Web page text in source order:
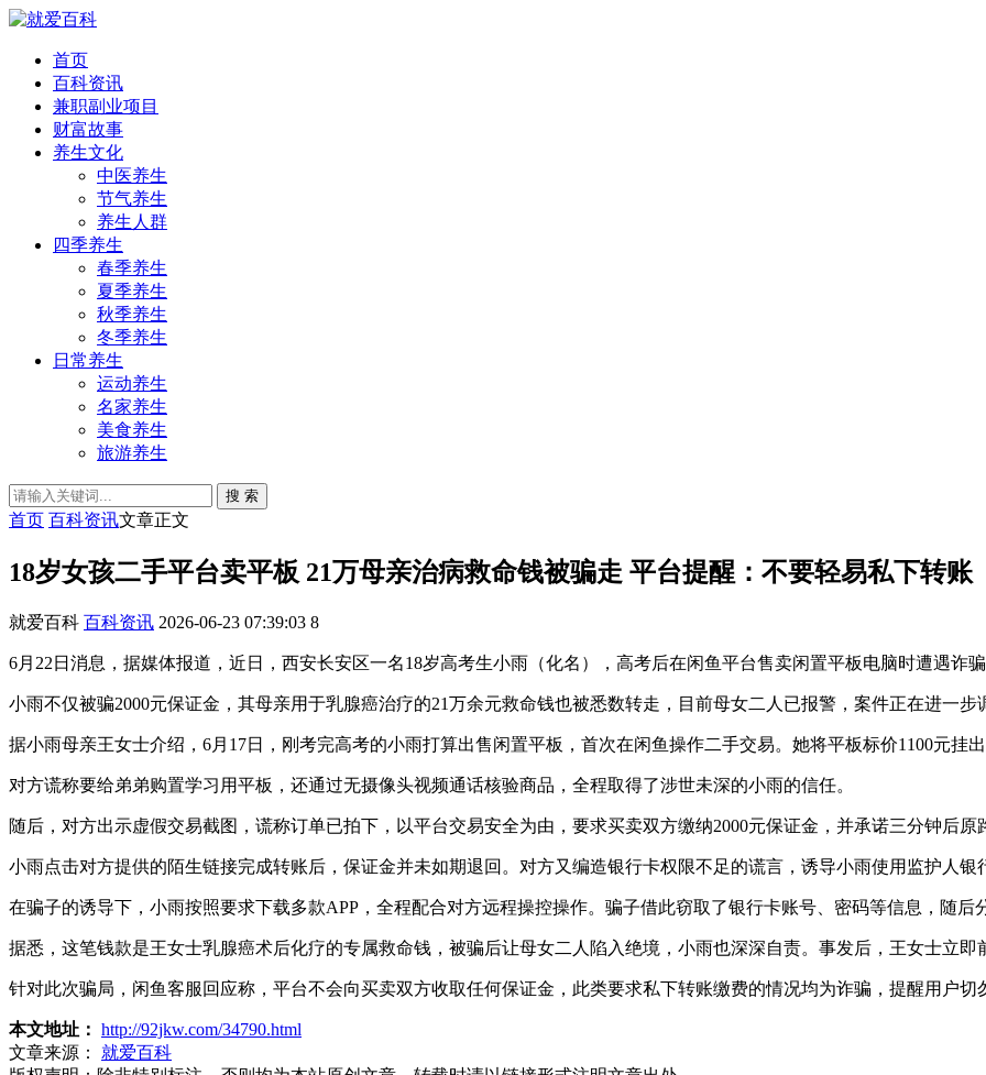
首页
百科资讯
兼职副业项目
财富故事
养生文化
中医养生
节气养生
养生人群
四季养生
春季养生
夏季养生
秋季养生
冬季养生
日常养生
运动养生
名家养生
美食养生
旅游养生
搜 索
首页 百科资讯文章正文
18岁女孩二手平台卖平板 21万母亲治病救命钱被骗走 平台提醒：不要轻易私下转账
就爱百科 百科资讯 2026-06-23 07:39:03 8
6月22日消息，据媒体报道，近日，西安长安区一名18岁高考生小雨（化名），高考后在闲鱼平台售卖闲置平板电脑时遭遇诈骗
小雨不仅被骗2000元保证金，其母亲用于乳腺癌治疗的21万余元救命钱也被悉数转走，目前母女二人已报警，案件正在进一步
据小雨母亲王女士介绍，6月17日，刚考完高考的小雨打算出售闲置平板，首次在闲鱼操作二手交易。她将平板标价1100元挂
对方谎称要给弟弟购置学习用平板，还通过无摄像头视频通话核验商品，全程取得了涉世未深的小雨的信任。
随后，对方出示虚假交易截图，谎称订单已拍下，以平台交易安全为由，要求买卖双方缴纳2000元保证金，并承诺三分钟后原
小雨点击对方提供的陌生链接完成转账后，保证金并未如期退回。对方又编造银行卡权限不足的谎言，诱导小雨使用监护人银
在骗子的诱导下，小雨按照要求下载多款APP，全程配合对方远程操控操作。骗子借此窃取了银行卡账号、密码等信息，随后
据悉，这笔钱款是王女士乳腺癌术后化疗的专属救命钱，被骗后让母女二人陷入绝境，小雨也深深自责。事发后，王女士立即
针对此次骗局，闲鱼客服回应称，平台不会向买卖双方收取任何保证金，此类要求私下转账缴费的情况均为诈骗，提醒用户切
本文地址： http://92jkw.com/34790.html
文章来源：
就爱百科